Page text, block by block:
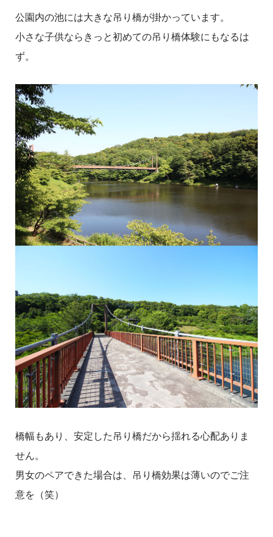
公園内の池には大きな吊り橋が掛かっています。
小さな子供ならきっと初めての吊り橋体験にもなるは
ず。
橋幅もあり、安定した吊り橋だから揺れる心配ありま
せん。
男女のペアできた場合は、吊り橋効果は薄いのでご注
意を（笑）